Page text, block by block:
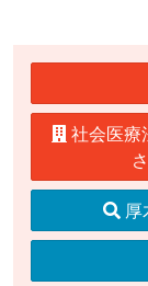
社会医
厚